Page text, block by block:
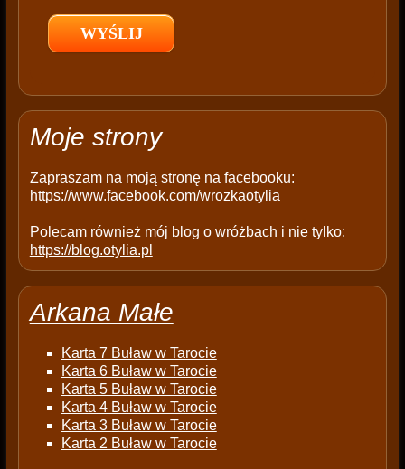
e
p
y
Moje strony
Zapraszam na moją stronę na facebooku:
https://www.facebook.com/wrozkaotylia
Polecam również mój blog o wróżbach i nie tylko:
https://blog.otylia.pl
Arkana Małe
Karta 7 Buław w Tarocie
Karta 6 Buław w Tarocie
Karta 5 Buław w Tarocie
Karta 4 Buław w Tarocie
Karta 3 Buław w Tarocie
Karta 2 Buław w Tarocie